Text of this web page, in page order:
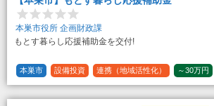
本巣市役所 企画財政課
もとす暮らし応援補助金を交付!
本巣市 設備投資 連携（地域活性化） ～30万円